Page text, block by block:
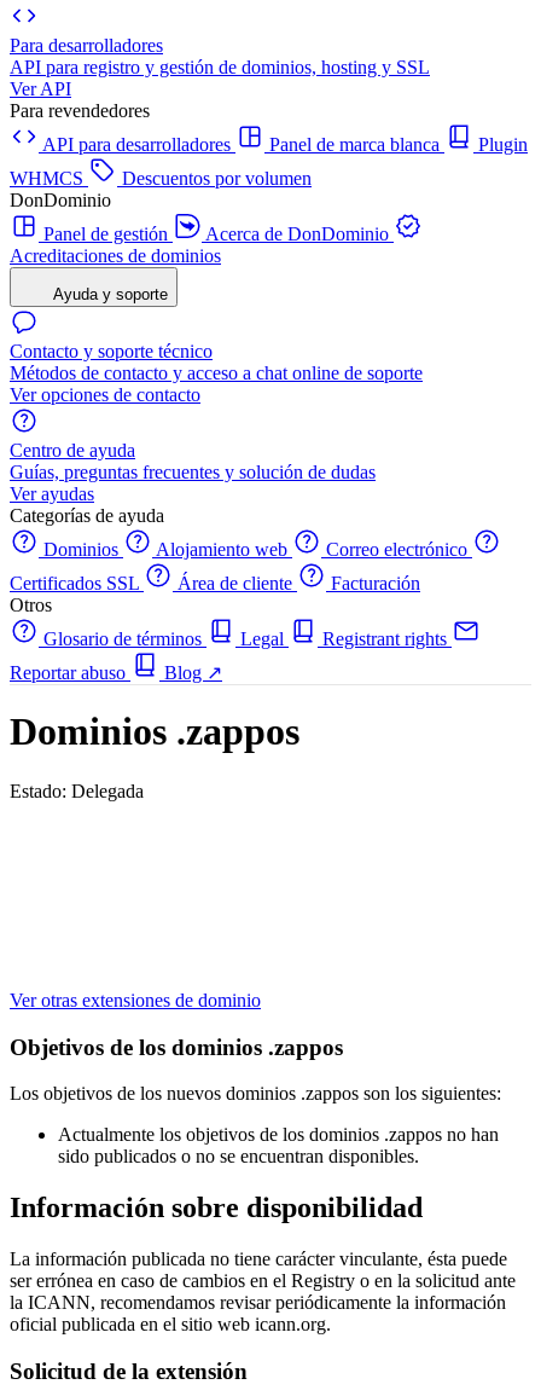
Para desarrolladores
API para registro y gestión de dominios, hosting y SSL
Ver API
Para revendedores
API para desarrolladores
Panel de marca blanca
Plugin
WHMCS
Descuentos por volumen
DonDominio
Panel de gestión
Acerca de DonDominio
Acreditaciones de dominios
Ayuda y soporte
Contacto y soporte técnico
Métodos de contacto y acceso a chat online de soporte
Ver opciones de contacto
Centro de ayuda
Guías, preguntas frecuentes y solución de dudas
Ver ayudas
Categorías de ayuda
Dominios
Alojamiento web
Correo electrónico
Certificados SSL
Área de cliente
Facturación
Otros
Glosario de términos
Legal
Registrant rights
Reportar abuso
Blog ↗
Dominios .zappos
Estado: Delegada
Ver otras extensiones de dominio
Objetivos de los dominios .zappos
Los objetivos de los nuevos dominios .zappos son los siguientes:
Actualmente los objetivos de los dominios .zappos no han
sido publicados o no se encuentran disponibles.
Información sobre disponibilidad
La información publicada no tiene carácter vinculante, ésta puede
ser errónea en caso de cambios en el Registry o en la solicitud ante
la ICANN, recomendamos revisar periódicamente la información
oficial publicada en el sitio web icann.org.
Solicitud de la extensión